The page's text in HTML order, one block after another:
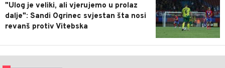
"Ulog je veliki, ali vjerujemo u prolaz
dalje": Sandi Ogrinec svjestan šta nosi
revanš protiv Vitebska